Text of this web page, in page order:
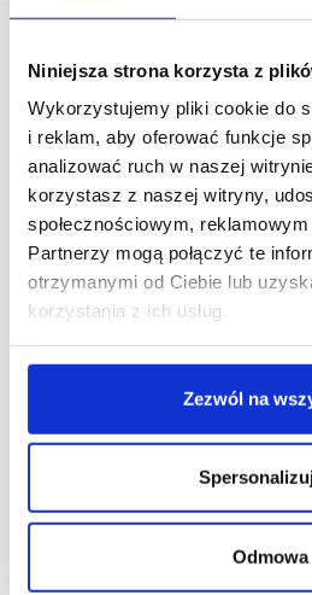
Niniejsza strona korzysta z
Wykorzystujemy pliki cookie do
i reklam, aby oferować funkcje
analizować ruch w naszej
korzystasz z naszej witryny,
społecznościowym,
Partnerzy mogą połączyć te
otrzymanymi od Ciebie lub
korzystania z ich usług.
Zezwól na
Spersonalizuj
Odmowa
Barbora